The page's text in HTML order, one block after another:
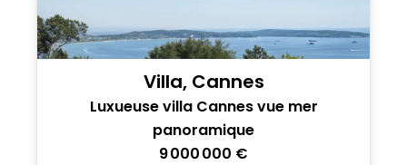
Villa, Cannes
Luxueuse villa Cannes vue mer
panoramique
9 000 000 €